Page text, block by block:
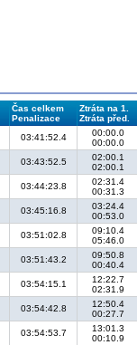
Čas celkem
Penalizace
Ztráta na 1.
Ztráta před.
03:41:52.4
00:00.0
00:00.0
03:43:52.5
02:00.1
02:00.1
03:44:23.8
02:31.4
00:31.3
03:45:16.8
03:24.4
00:53.0
03:51:02.8
09:10.4
05:46.0
03:51:43.2
09:50.8
00:40.4
03:54:15.1
12:22.7
02:31.9
03:54:42.8
12:50.4
00:27.7
03:54:53.7
13:01.3
00:10.9